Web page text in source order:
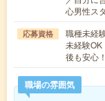
心男性ス
応募資格
職種未経
未経験OK
後も安心
職場の雰囲気